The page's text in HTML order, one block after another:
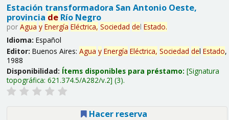
Estación transformadora San Antonio Oeste,
provincia deRío Negro
por Agua y Energía Eléctrica, Sociedad del Estado.
Idioma: Español
Editor: Buenos Aires: Agua y Energía Eléctrica, Sociedad del Estado,
1988
Disponibilidad: Ítems disponibles para préstamo: Signatura
topográfica: 621.374.5/A282/v.2 (3).
Hacer reserva